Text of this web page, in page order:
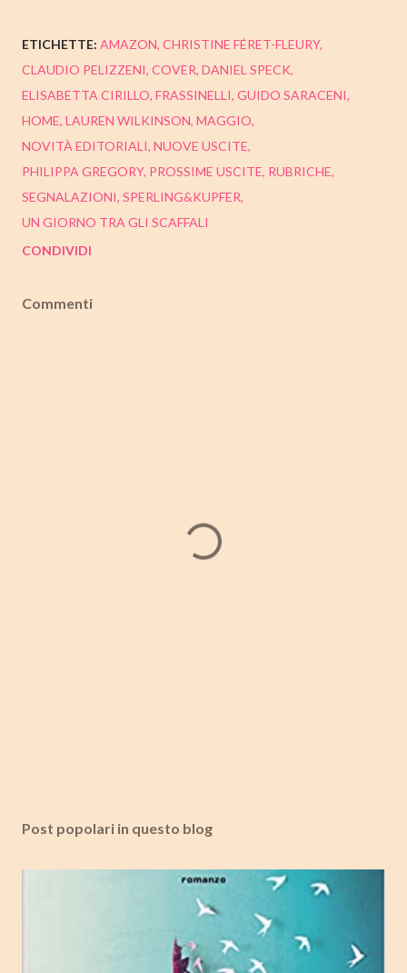
ETICHETTE: AMAZON CHRISTINE FÉRET-FLEURY
CLAUDIO PELIZZENI COVER DANIEL SPECK
ELISABETTA CIRILLO FRASSINELLI GUIDO SARACENI
HOME LAUREN WILKINSON MAGGIO
NOVITÀ EDITORIALI NUOVE USCITE
PHILIPPA GREGORY PROSSIME USCITE RUBRICHE
SEGNALAZIONI SPERLING&KUPFER
UN GIORNO TRA GLI SCAFFALI
CONDIVIDI
Commenti
Post popolari in questo blog